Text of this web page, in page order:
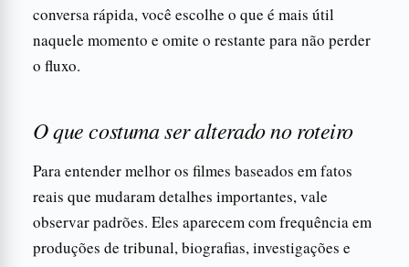
conversa rápida, você escolhe o que é mais útil
naquele momento e omite o restante para não perder
o fluxo.
O que costuma ser alterado no roteiro
Para entender melhor os filmes baseados em fatos
reais que mudaram detalhes importantes, vale
observar padrões. Eles aparecem com frequência em
produções de tribunal, biografias, investigações e